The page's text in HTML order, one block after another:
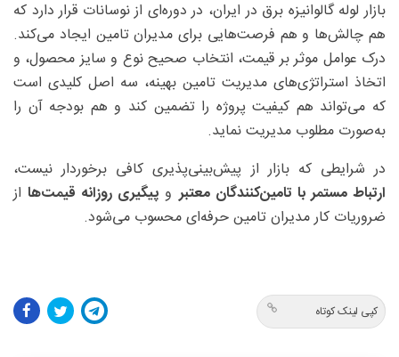
بازار لوله گالوانیزه برق در ایران، در دوره‌ای از نوسانات قرار دارد که
هم چالش‌ها و هم فرصت‌هایی برای مدیران تامین ایجاد می‌کند.
درک عوامل موثر بر قیمت، انتخاب صحیح نوع و سایز محصول، و
اتخاذ استراتژی‌های مدیریت تامین بهینه، سه اصل کلیدی است
که می‌تواند هم کیفیت پروژه را تضمین کند و هم بودجه آن را
به‌صورت مطلوب مدیریت نماید.
در شرایطی که بازار از پیش‌بینی‌پذیری کافی برخوردار نیست،
ارتباط مستمر با تامین‌کنندگان معتبرو پیگیری روزانه قیمت‌هااز
ضروریات کار مدیران تامین حرفه‌ای محسوب می‌شود.
کپی لینک کوتاه